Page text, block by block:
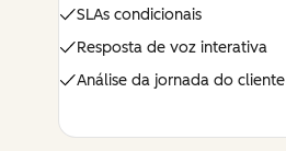
SLAs condicionais
Resposta de voz interativa
Análise da jornada do cliente